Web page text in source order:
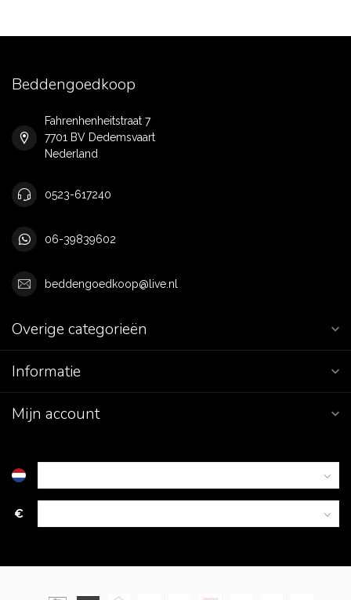
Beddengoedkoop
Fahrenhenheitstraat 7
7701 BV Dedemsvaart
Nederland
0523-617240
06-39839602
beddengoedkoop@live.nl
Overige categorieën
Informatie
Mijn account
€